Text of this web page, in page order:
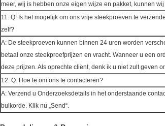
meer, wij is hebben onze eigen wijze en pakket, kunnen
11. Q: Is het mogelijk om ons vrije steekproeven te
zelf?
A: De steekproeven kunnen binnen 24 uren worden
betaal onze steekproefprijzen en vracht. Wanneer u een
deze prijzen. Als oprechte cliënt, denk ik u niet zult geven
12. Q: Hoe te om ons te contacteren?
A: Verzend u Onderzoeksdetails in het onderstaande
bulkorde. Klik nu „Send“.